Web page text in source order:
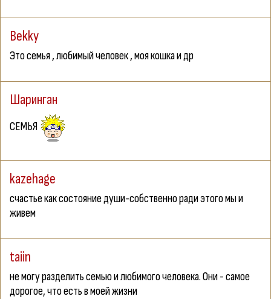
Bekky
Это семья , любимый человек , моя кошка и др
Шаринган
СЕМЬЯ
kazehage
счастье как состояние души-собственно ради этого мы и
живем
taiin
не могу разделить семью и любимого человека. Они - самое
дорогое, что есть в моей жизни